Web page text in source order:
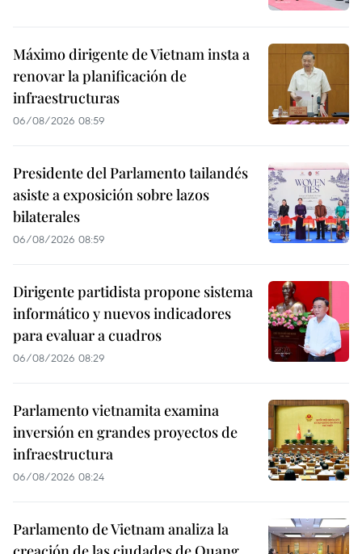
Máximo dirigente de Vietnam insta a
renovar la planificación de
infraestructuras
06/08/2026 08:59
Presidente del Parlamento tailandés
asiste a exposición sobre lazos
bilaterales
06/08/2026 08:59
Dirigente partidista propone sistema
informático y nuevos indicadores
para evaluar a cuadros
06/08/2026 08:29
Parlamento vietnamita examina
inversión en grandes proyectos de
infraestructura
06/08/2026 08:24
Parlamento de Vietnam analiza la